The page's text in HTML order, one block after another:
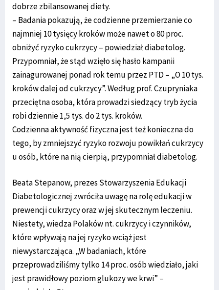
dobrze zbilansowanej diety.
– Badania pokazują, że codzienne przemierzanie co
najmniej 10 tysięcy kroków może nawet o 80 proc.
obniżyć ryzyko cukrzycy – powiedział diabetolog.
Przypomniał, że stąd wzięło się hasło kampanii
zainagurowanej ponad rok temu przez PTD – „O 10 tys.
kroków dalej od cukrzycy”. Według prof. Czupryniaka
przeciętna osoba, która prowadzi siedzący tryb życia
robi dziennie 1,5 tys. do 2 tys. kroków.
Codzienna aktywność fizyczna jest też konieczna do
tego, by zmniejszyć ryzyko rozwoju powikłań cukrzycy
u osób, które na nią cierpią, przypomniał diabetolog.
Beata Stepanow, prezes Stowarzyszenia Edukacji
Diabetologicznej zwróciła uwagę na rolę edukacji w
prewencji cukrzycy oraz w jej skutecznym leczeniu.
Niestety, wiedza Polaków nt. cukrzycy i czynników,
które wpływają na jej ryzyko wciąż jest
niewystarczająca. „W badaniach, które
przeprowadziliśmy tylko 14 proc. osób wiedziało, jaki
jest prawidłowy poziom glukozy we krwi” –